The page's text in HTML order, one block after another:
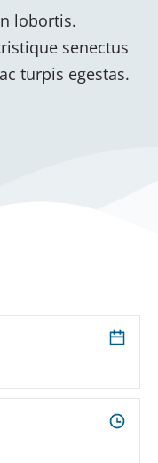
lobortis.
senectus
turpis egestas.